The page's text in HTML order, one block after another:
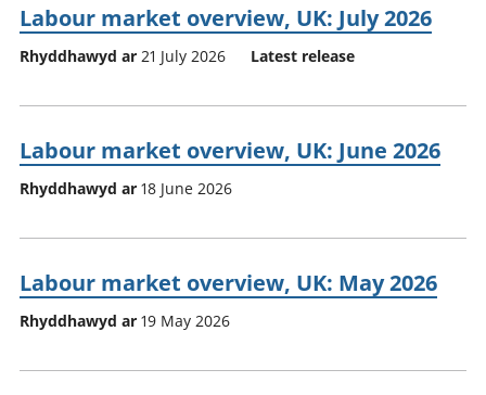
Labour market overview, UK: July 2026
Rhyddhawyd ar 21 July 2026 Latest release
Labour market overview, UK: June 2026
Rhyddhawyd ar 18 June 2026
Labour market overview, UK: May 2026
Rhyddhawyd ar 19 May 2026